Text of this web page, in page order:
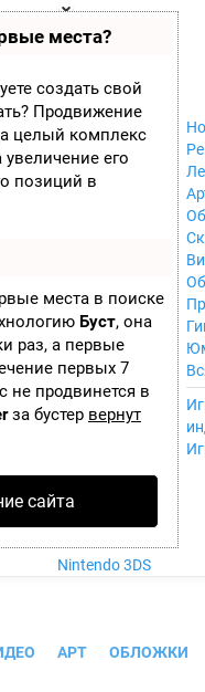
места?
создать свой
Продвижение
а целый комплекс
его
позиций в
места в поиске
Буст, она
раз, а первые
первых 7
не продвинется в
за бустер вернут
сайта
ла
ор
м
ы
Xbox 360
Nintendo Wii
Nintendo
GameCube
PlayStation
PlayStation 2
Portable
Nintendo DS
Android
iOS
MacOS
Sega Mega Drive
Mobile
Nintendo Wii U
Nintendo 3DS
АРТ ОБЛОЖКИ